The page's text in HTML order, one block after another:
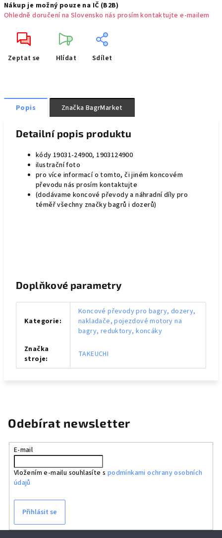
Nákup je možný pouze na IČ (B2B)
Ohledně doručení na Slovensko nás prosím kontaktujte e-mailem
Zeptat se Hlídat Sdílet
Popis Značka BagrMarket
Detailní popis produktu
kódy 19031-24900, 1903124900
ilustrační foto
pro více informací o tomto, či jiném koncovém
převodu nás prosím kontaktujte
(dodávame koncové převody a náhradní díly pro
téměř všechny značky bagrů i dozerů)
Doplňkové parametry
Kategorie:
Koncové převody pro bagry, dozery,
nakladače, pojezdové motory na
bagry, reduktory, koncáky
Značka
stroje: TAKEUCHI
Odebírat newsletter
E-mail
Vložením e-mailu souhlasíte s podmínkami ochrany osobních
údajů
Přihlásit se